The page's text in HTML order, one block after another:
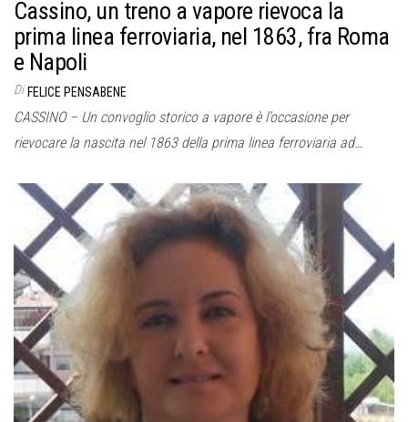
Cassino, un treno a vapore rievoca la
prima linea ferroviaria, nel 1863, fra Roma
e Napoli
Di FELICE PENSABENE
CASSINO – Un convoglio storico a vapore è l’occasione per
rievocare la nascita nel 1863 della prima linea ferroviaria ad…